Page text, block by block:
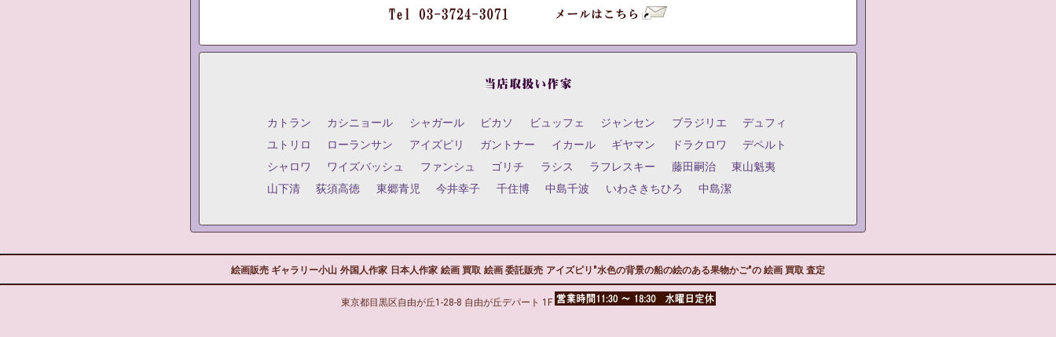
カトラン カシニョール シャガール ピカソ ビュッフェ ジャンセン ブラジリエ
デュフィ
ユトリロ
ローランサン アイズピリ ガントナー イカール ギヤマン ドラクロワ
デペルト
シャロワ
ワイズバッシュ ファンシュ ゴリチ ラシス ラフレスキー 藤田嗣治
東山魁夷
山下清
荻須高徳 東郷青児 今井幸子 千住博 中島千波 いわさきちひろ 中島潔
絵画販売 ギャラリー小山 外国人作家 日本人作家 絵画 買取 絵画 委託販売 アイズピリ"水色の背景の船の絵のある果物かご"の 絵画 買取 査定
東京都目黒区自由が丘1-28-8 自由が丘デパート 1F